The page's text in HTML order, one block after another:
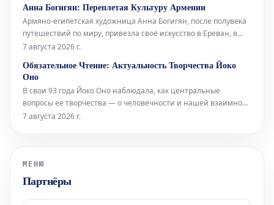
2014 году Джулией Брайан-Уилсон, это интервью снова
вышло на свет посл
Анна Богигян: Переплетая Культуру Армении
Армяно-египетская художница Анна Богигян, после полувека
путешествий по миру, привезла своё искусство в Ереван, в
Национальную галерею Армении. Её выставка под
своеобразную естественную историю Армении, выраженную
через произведения, которые нап
7 августа 2026 г.
Обязательное Чтение: Актуальность Творчества Йоко
Оно
В свои 93 года Йоко Оно наблюдала, как центральные
вопросы ее творчества — о человечности и нашей взаимной
ответственности — находили отклик у многих поколений.
7 августа 2026 г.
МЕНЮ
Партнёры